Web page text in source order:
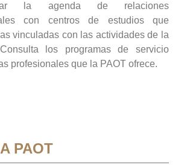
la agenda de relaciones
con centros de estudios que
vinculadas con las actividades de la
los programas de servicio
profesionales que la PAOT ofrece.
PAOT